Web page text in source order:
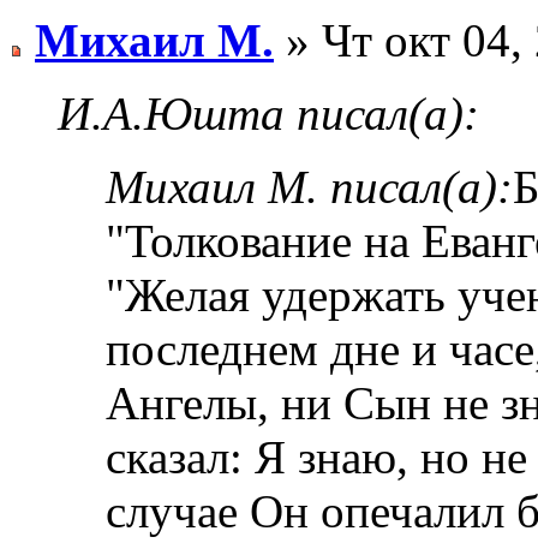
Михаил М. » Чт окт
И.А.Юшта писал(а):
Михаил М. писал(а):
"Толкование на
"Желая удержать
последнем дне и
Ангелы, ни Сын не
сказал: Я знаю, но
случае Он опечалил